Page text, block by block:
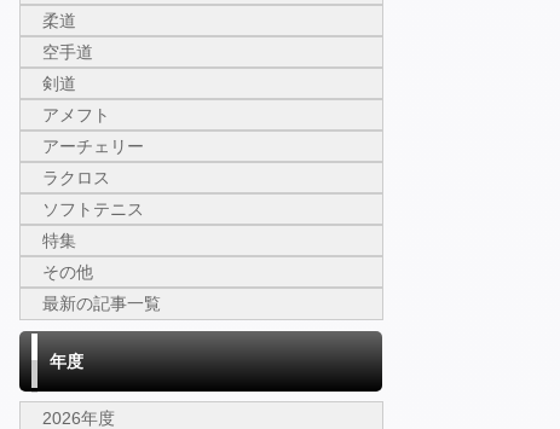
柔道
空手道
剣道
アメフト
アーチェリー
ラクロス
ソフトテニス
特集
その他
最新の記事一覧
年度
2026年度